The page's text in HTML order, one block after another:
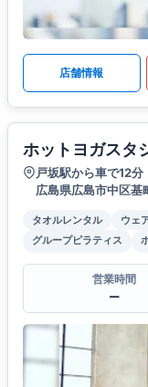
店舗情報
ホットヨガスタ
戸坂駅から車で12分
広島県広島市中区
タオルレンタル ウェ
グループピラティス
営業時間
ー